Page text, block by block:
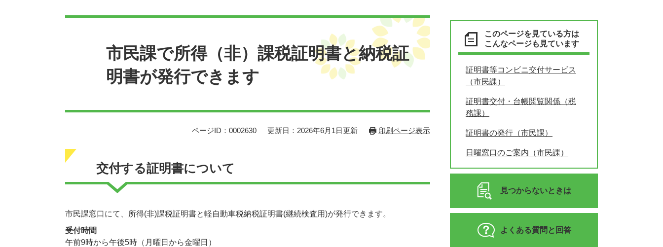
市民課で所得（非）課税証明書と納税証
明書が発行できます
ページID：0002630 更新日：2026年6月1日更新 印刷ページ表示
交付する証明書について
市民課窓口にて、所得(非)課税証明書と軽自動車税納税証明書(継続検査用)が発行できます。
受付時間
午前9時から午後5時（月曜日から金曜日）
このページを見ている方は
こんなページも見ています
証明書等コンビニ交付サービス
（市民課）
証明書交付・台帳閲覧関係（税
務課）
証明書の発行（市民課）
日曜窓口のご案内（市民課）
見つからないときは
よくある質問と回答